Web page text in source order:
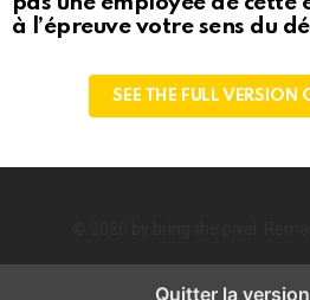
à l’épreuve votre sens du
SEE THE FULL VERSION
Quitter la